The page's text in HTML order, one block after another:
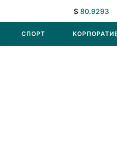
$ 80.9293
СПОРТ